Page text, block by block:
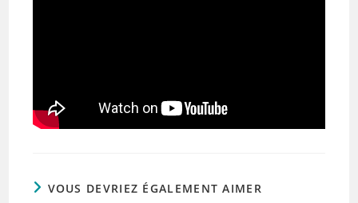
VOUS DEVRIEZ ÉGALEMENT AIMER